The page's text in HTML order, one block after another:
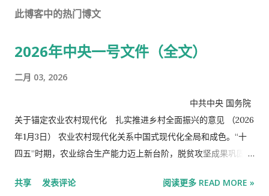
此博客中的热门博文
2026年中央一号文件（全文）
二月 03, 2026
中共中央 国务院
关于锚定农业农村现代化 扎实推进乡村全面振兴的意见 （2026
年1月3日） 农业农村现代化关系中国式现代化全局和成色。“十
四五”时期，农业综合生产能力迈上新台阶，脱贫攻坚成果巩固拓
五”时期是基本实现社会主义现代化夯实基础、全面发力的关键时
共享 发表评论 阅读更多 READ MORE »